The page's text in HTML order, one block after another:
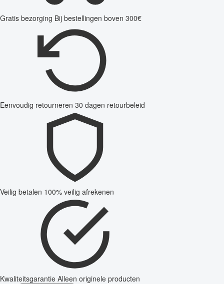
Gratis bezorging Bij bestellingen boven 300€
Eenvoudig retourneren 30 dagen retourbeleid
Veilig betalen 100% veilig afrekenen
Kwaliteitsgarantie Alleen originele producten